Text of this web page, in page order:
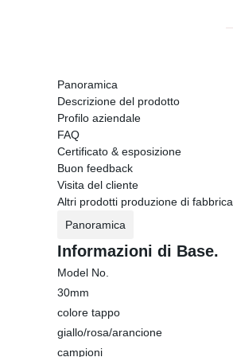
Panoramica
Descrizione del prodotto
Profilo aziendale
FAQ
Certificato & esposizione
Buon feedback
Visita del cliente
Altri prodotti produzione di fabbrica
Panoramica
Informazioni di Base.
Model No.
30mm
colore tappo
giallo/rosa/arancione
campioni